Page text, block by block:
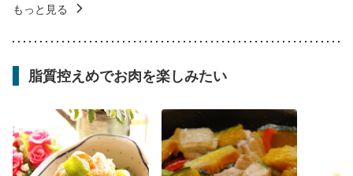
もっと見る
脂質控えめでお肉を楽しみたい